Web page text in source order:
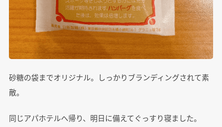
砂糖の袋までオリジナル。しっかりブランディングされて素
敵。
同じアパホテルへ帰り、明日に備えてぐっすり寝ました。